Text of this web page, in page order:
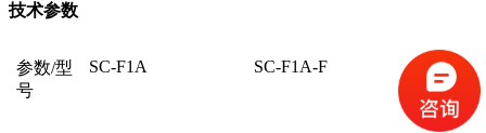
技术参数
参数/型
号
SC-F1A SC-F1A-F